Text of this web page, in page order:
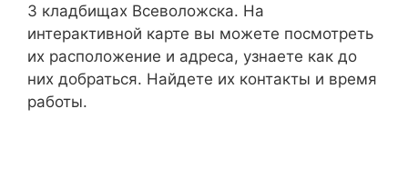
3 кладбищах Всеволожска. На
интерактивной карте вы можете посмотреть
их расположение и адреса, узнаете как до
них добраться. Найдете их контакты и время
работы.